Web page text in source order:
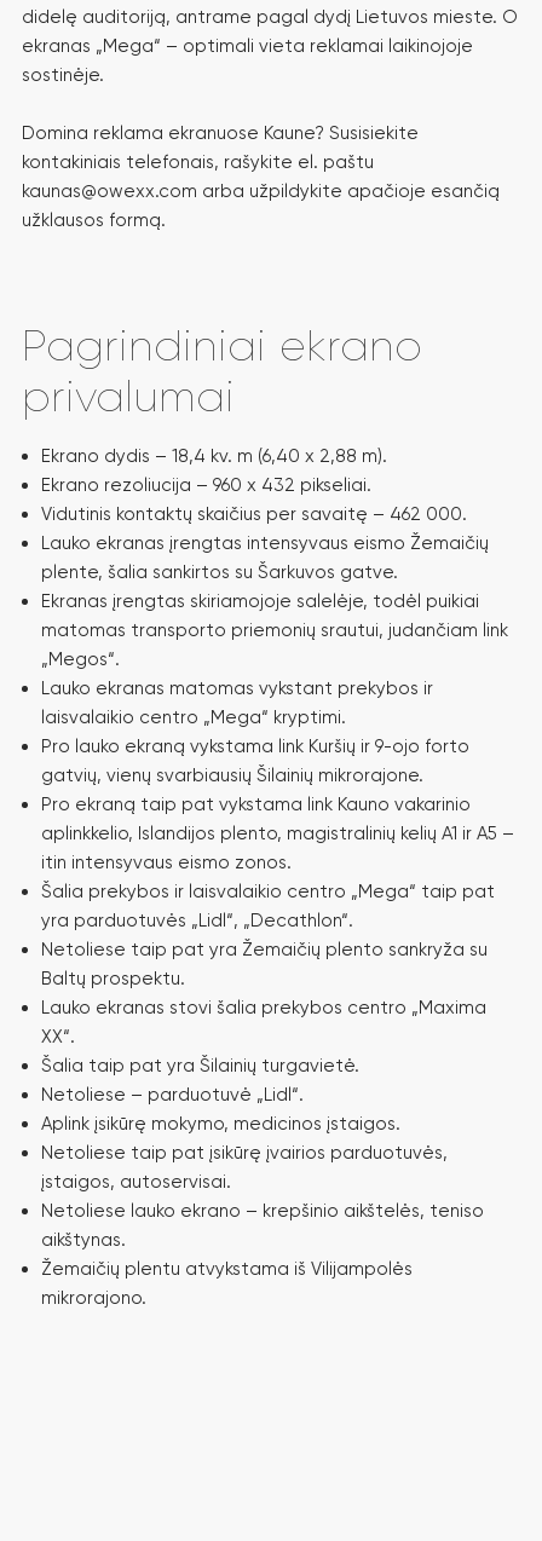
didelę auditoriją, antrame pagal dydį Lietuvos mieste. O
ekranas „Mega“ – optimali vieta reklamai laikinojoje
sostinėje.
Domina reklama ekranuose Kaune? Susisiekite
kontakiniais telefonais, rašykite el. paštu
kaunas@owexx.com arba užpildykite apačioje esančią
užklausos formą.
Pagrindiniai ekrano
privalumai
Ekrano dydis – 18,4 kv. m (6,40 x 2,88 m).
Ekrano rezoliucija – 960 x 432 pikseliai.
Vidutinis kontaktų skaičius per savaitę – 462 000.
Lauko ekranas įrengtas intensyvaus eismo Žemaičių
plente, šalia sankirtos su Šarkuvos gatve.
Ekranas įrengtas skiriamojoje salelėje, todėl puikiai
matomas transporto priemonių srautui, judančiam link
„Megos“.
Lauko ekranas matomas vykstant prekybos ir
laisvalaikio centro „Mega“ kryptimi.
Pro lauko ekraną vykstama link Kuršių ir 9-ojo forto
gatvių, vienų svarbiausių Šilainių mikrorajone.
Pro ekraną taip pat vykstama link Kauno vakarinio
aplinkkelio, Islandijos plento, magistralinių kelių A1 ir A5 –
itin intensyvaus eismo zonos.
Šalia prekybos ir laisvalaikio centro „Mega“ taip pat
yra parduotuvės „Lidl“, „Decathlon“.
Netoliese taip pat yra Žemaičių plento sankryža su
Baltų prospektu.
Lauko ekranas stovi šalia prekybos centro „Maxima
XX“.
Šalia taip pat yra Šilainių turgavietė.
Netoliese – parduotuvė „Lidl“.
Aplink įsikūrę mokymo, medicinos įstaigos.
Netoliese taip pat įsikūrę įvairios parduotuvės,
įstaigos, autoservisai.
Netoliese lauko ekrano – krepšinio aikštelės, teniso
aikštynas.
Žemaičių plentu atvykstama iš Vilijampolės
mikrorajono.